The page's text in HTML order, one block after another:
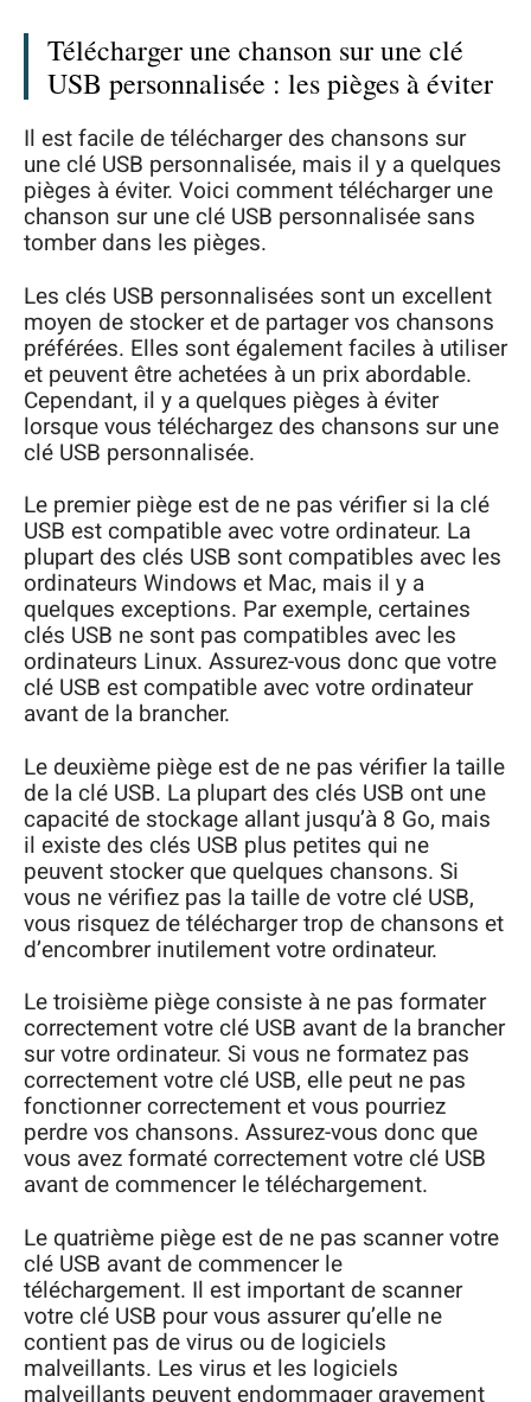
Télécharger une chanson sur une clé
USB personnalisée : les pièges à éviter
Il est facile de télécharger des chansons sur
une clé USB personnalisée, mais il y a quelques
pièges à éviter. Voici comment télécharger une
chanson sur une clé USB personnalisée sans
tomber dans les pièges.
Les clés USB personnalisées sont un excellent
moyen de stocker et de partager vos chansons
préférées. Elles sont également faciles à utiliser
et peuvent être achetées à un prix abordable.
Cependant, il y a quelques pièges à éviter
lorsque vous téléchargez des chansons sur une
clé USB personnalisée.
Le premier piège est de ne pas vérifier si la clé
USB est compatible avec votre ordinateur. La
plupart des clés USB sont compatibles avec les
ordinateurs Windows et Mac, mais il y a
quelques exceptions. Par exemple, certaines
clés USB ne sont pas compatibles avec les
ordinateurs Linux. Assurez-vous donc que votre
clé USB est compatible avec votre ordinateur
avant de la brancher.
Le deuxième piège est de ne pas vérifier la taille
de la clé USB. La plupart des clés USB ont une
capacité de stockage allant jusqu’à 8 Go, mais
il existe des clés USB plus petites qui ne
peuvent stocker que quelques chansons. Si
vous ne vérifiez pas la taille de votre clé USB,
vous risquez de télécharger trop de chansons et
d’encombrer inutilement votre ordinateur.
Le troisième piège consiste à ne pas formater
correctement votre clé USB avant de la brancher
sur votre ordinateur. Si vous ne formatez pas
correctement votre clé USB, elle peut ne pas
fonctionner correctement et vous pourriez
perdre vos chansons. Assurez-vous donc que
vous avez formaté correctement votre clé USB
avant de commencer le téléchargement.
Le quatrième piège est de ne pas scanner votre
clé USB avant de commencer le
téléchargement. Il est important de scanner
votre clé USB pour vous assurer qu’elle ne
contient pas de virus ou de logiciels
malveillants. Les virus et les logiciels
malveillants peuvent endommager gravement